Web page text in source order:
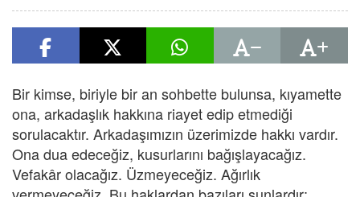
Bir kimse, biriyle bir an sohbette bulunsa, kıyamette
ona, arkadaşlık hakkına riayet edip etmediği
sorulacaktır. Arkadaşımızın üzerimizde hakkı vardır.
Ona dua edeceğiz, kusurlarını bağışlayacağız.
Vefakâr olacağız. Üzmeyeceğiz. Ağırlık